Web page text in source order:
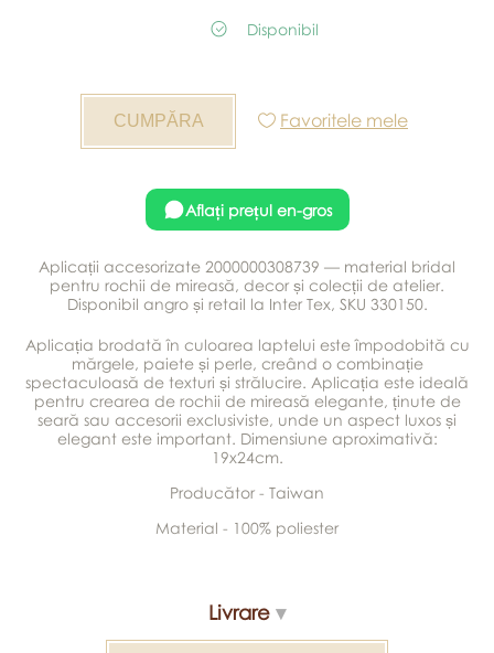
Disponibil
Favoritele mele
Aflați prețul en-gros
Aplicații accesorizate 2000000308739 — material bridal
pentru rochii de mireasă, decor și colecții de atelier.
Disponibil angro și retail la Inter Tex, SKU 330150.
Aplicația brodată în culoarea laptelui este împodobită cu
mărgele, paiete și perle, creând o combinație
spectaculoasă de texturi și strălucire. Aplicația este ideală
pentru crearea de rochii de mireasă elegante, ținute de
seară sau accesorii exclusiviste, unde un aspect luxos și
elegant este important. Dimensiune aproximativă:
19x24cm.
Producător - Taiwan
Material - 100% poliester
Livrare